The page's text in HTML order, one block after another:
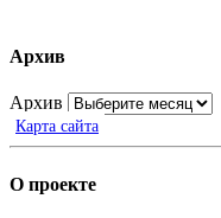
Архив
Архив
Карта сайта
О проекте